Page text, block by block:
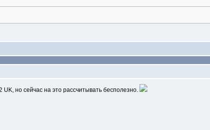
UK, но сейчас на это рассчитывать бесполезно.